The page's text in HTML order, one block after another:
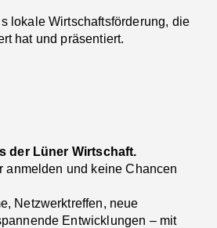
lokale Wirtschaftsförderung, die
hat und präsentiert.
der Lüner Wirtschaft.
anmelden und keine Chancen
Netzwerktreffen, neue
Entwicklungen – mit